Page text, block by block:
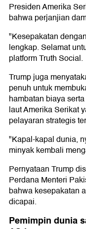
Presiden Amerika
bahwa perjanjian
"Kesepakatan
lengkap. Selamat
platform Truth Social.
Trump juga
penuh untuk
hambatan biaya
laut Amerika Serikat
pelayaran strategis
"Kapal-kapal dunia,
minyak kembali
Pernyataan Trump
Perdana Menteri
bahwa kesepakatan
dicapai.
Pemimpin dunia